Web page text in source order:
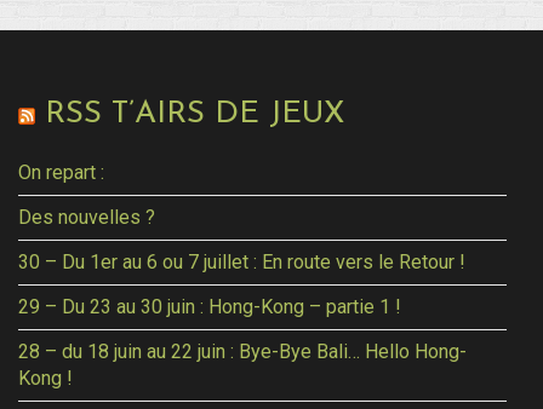
RSS T’AIRS DE JEUX
On repart :
Des nouvelles ?
30 – Du 1er au 6 ou 7 juillet : En route vers le Retour !
29 – Du 23 au 30 juin : Hong-Kong – partie 1 !
28 – du 18 juin au 22 juin : Bye-Bye Bali… Hello Hong-
Kong !